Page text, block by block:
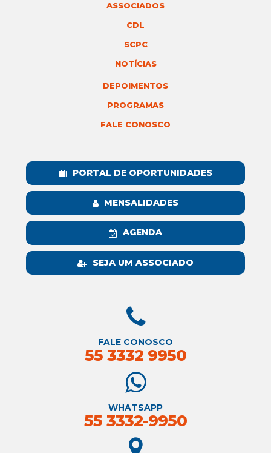
ASSOCIADOS
CDL
SCPC
NOTÍCIAS
DEPOIMENTOS
PROGRAMAS
FALE CONOSCO
PORTAL DE OPORTUNIDADES
MENSALIDADES
AGENDA
SEJA UM ASSOCIADO
FALE CONOSCO
55 3332 9950
WHATSAPP
55 3332-9950